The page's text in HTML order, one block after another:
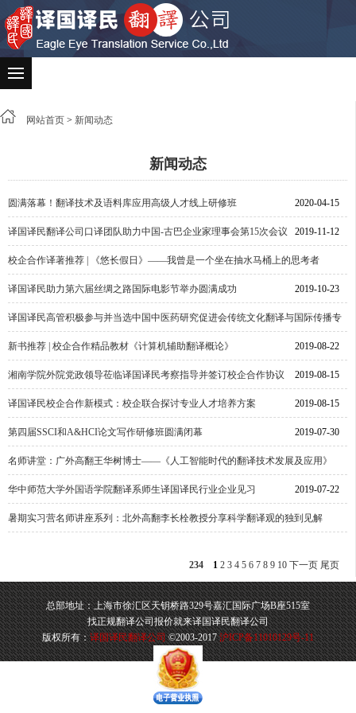
网站首页 > 新闻动态
新闻动态
圆满落幕！翻译技术及语料库应用高级人才线上研修班 2020-04-15
译国译民翻译公司口译团队助力中国-古巴企业家理事会第15次会议 2019-11-12
校企合作译著推荐 | 《悠长假日》——我曾是一个坐在抽水马桶上的思考者
2019-10-23
译国译民助力第六届丝绸之路国际电影节举办圆满成功 2019-10-23
译国译民高管积极参与并当选中国中医药研究促进会传统文化翻译与国际传播专
业委员会常务理事 2019-08-27
新书推荐 | 校企合作精品教材《计算机辅助翻译概论》 2019-08-22
湘南学院外院党政领导莅临译国译民考察指导并签订校企合作协议 2019-08-15
译国译民校企合作新模式：校企联合探讨专业人才培养方案 2019-08-15
第四届SSCI和A&HCI论文写作研修班圆满闭幕 2019-07-30
名师讲堂：广外高翻王华树博士——《人工智能时代的翻译技术发展及应用》
2019-07-22
华中师范大学外国语学院翻译系师生译国译民行业企业见习 2019-07-22
暑期实习营名师讲座系列：北外高翻李长栓教授分享科学翻译观的独到见解
234
1 2 3 4 5 6 7 8 9 10 下一页 尾页
总部地址：上海市徐汇区天钥桥路329号嘉汇国际广场B座515室
找正规翻译公司报价就来译国译民翻译公司
版权所有：译国译民翻译公司©2003-2017沪ICP备11010129号-11